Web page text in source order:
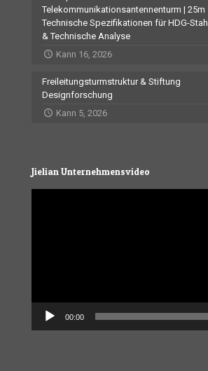
Telekommunikationsantennenturm | 25m
Technische Spezifikationen für HDG-Stahl
& Technische Analyse
Kann 16, 2026
Freileitungsturmstruktur & Stiftung
Designforschung
Kann 5, 2026
Jielian Unternehmensvideo
00:00